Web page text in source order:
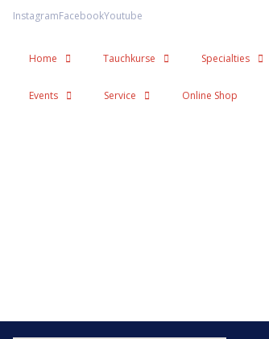
InstagramFacebookYoutube
Home Tauchkurse Specialties
Events Service Online Shop